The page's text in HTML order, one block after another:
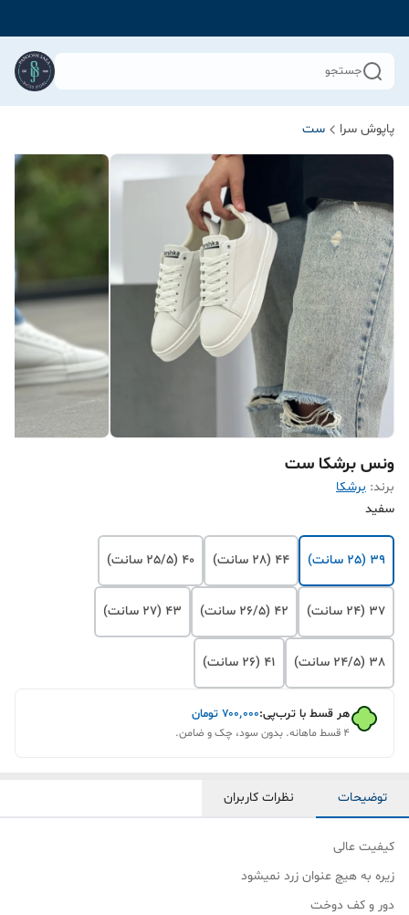
جستجو
پاپوش سرا ست
ونس برشکا ست
برند: برشکا
سفید
39 (25 سانت) 44 (28 سانت) 40 (25/5 سانت)
37 (24 سانت) 42 (26/5 سانت) 43 (27 سانت)
38 (24/5 سانت) 41 (26 سانت)
هر قسط با ترب‌پی:۷۰۰٬۰۰۰ تومان
۴ قسط ماهانه. بدون سود، چک و ضامن.
توضیحات نظرات کاربران
کیفیت عالی
زیره به هیچ عنوان زرد نمیشود
دور و کف دوخت